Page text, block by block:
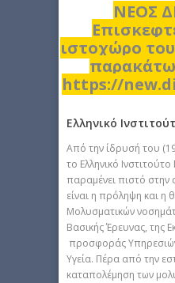
ΝΕΟΣ
ιστοχώρο
https://
Ελληνικό
Από την ίδρυσή του
το Ελληνικό
παραμένει πιστό
είναι η πρόληψη και η
Μολυσματικών
Βασικής Έρευνας, της
προσφοράς
Υγεία. Πέρα από την
καταπολέμηση των